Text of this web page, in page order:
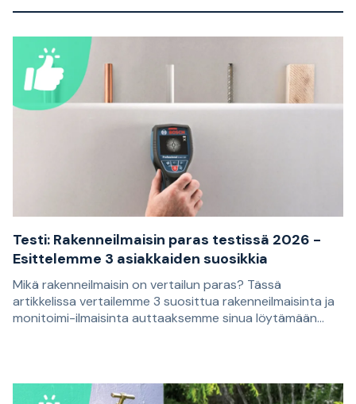
Testi: Rakenneilmaisin paras testissä 2026 -
Esittelemme 3 asiakkaiden suosikkia
Mikä rakenneilmaisin on vertailun paras? Tässä
artikkelissa vertailemme 3 suosittua rakenneilmaisinta ja
monitoimi-ilmaisinta auttaaksemme sinua löytämään
pintakerroksen takana on.
materiaalien paikantamiseen. Niitä voivat olla esimerkiksi
puukoolaukset, metalliprofiilit, raudoitukset tai